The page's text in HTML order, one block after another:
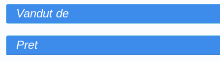
Vandut de
Pret